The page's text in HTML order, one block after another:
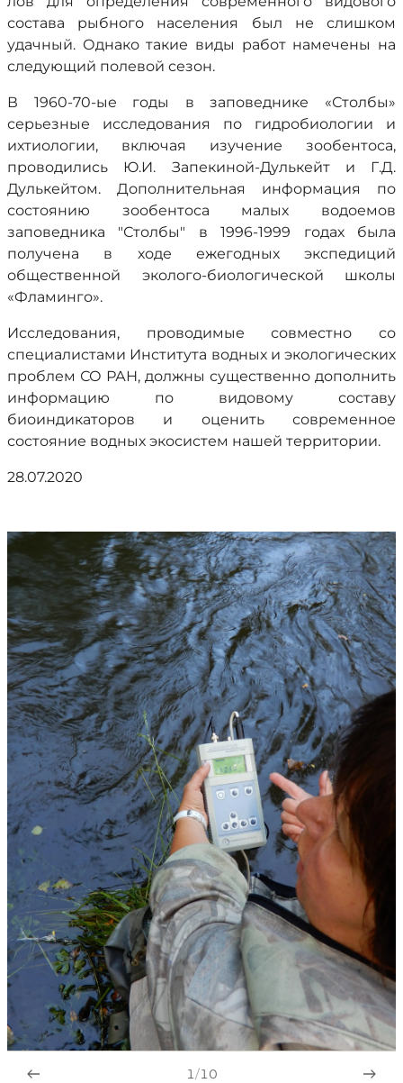
состава рыбного населения был не слишком
удачный. Однако такие виды работ намечены на
следующий полевой сезон.
В 1960-70-ые годы в заповеднике «Столбы»
серьезные исследования по гидробиологии и
ихтиологии, включая изучение зообентоса,
проводились Ю.И. Запекиной-Дулькейт и Г.Д.
Дулькейтом. Дополнительная информация по
состоянию зообентоса малых водоемов
заповедника "Столбы" в 1996-1999 годах была
получена в ходе ежегодных экспедиций
общественной эколого-биологической школы
«Фламинго».
Исследования, проводимые совместно со
специалистами Института водных и экологических
проблем СО РАН, должны существенно дополнить
информацию по видовому составу
биоиндикаторов и оценить современное
состояние водных экосистем нашей территории.
28.07.2020
1/10